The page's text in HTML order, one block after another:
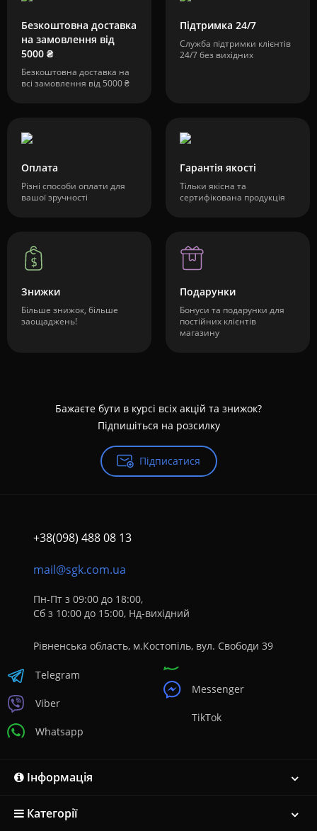
Безкоштовна доставка
на замовлення від
5000 ₴
Безкоштовна доставка на
всі замовлення від 5000 ₴
Підтримка 24/7
Служба підтримки клієнтів
24/7 без вихідних
Оплата
Різні способи оплати для
вашої зручності
Гарантія якості
Тільки якісна та
сертифікована продукція
Знижки
Більше знижок, більше
заощаджень!
Подарунки
Бонуси та подарунки для
постійних клієнтів
магазину
Бажаєте бути в курсі всіх акцій та знижок?
Підпишіться на розсилку
Підписатися
+38(098) 488 08 13
mail@sgk.com.ua
Пн-Пт з 09:00 до 18:00,
Сб з 10:00 до 15:00, Нд-вихідний
Рівненська область, м.Костопіль, вул. Свободи 39
Telegram
Viber
Whatsapp
Messenger
TikTok
Інформація
Категорії